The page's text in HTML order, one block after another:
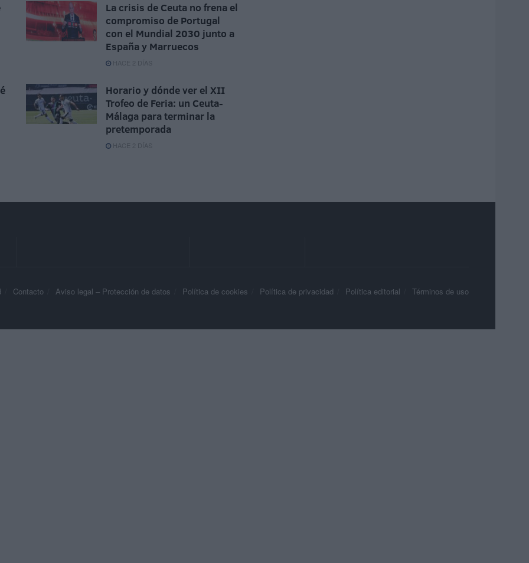
La crisis de Ceuta no frena el
compromiso de Portugal
con el Mundial 2030 junto a
España y Marruecos
HACE 2 DÍAS
Horario y dónde ver el XII
Trofeo de Feria: un Ceuta-
Málaga para terminar la
pretemporada
HACE 2 DÍAS
Contacto Aviso legal – Protección de datos Política de cookies Política de privacidad Política editorial Términos de uso